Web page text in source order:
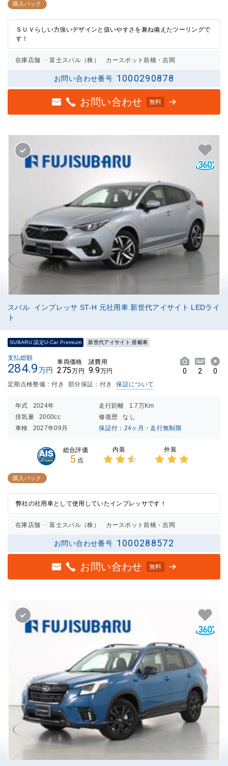
購入パック
ＳＵＶらしい力強いデザインと扱いやすさを兼ね備えたツーリングで
す！
在庫店舗 富士スバル（株） カースポット前橋・吉岡
お問い合わせ番号 1000290878
お問い合わせ 無料
スバル インプレッサ ST-H 元社用車 新世代アイサイト LEDライ
ト
SUBARU 認定U-Car Premium 新世代アイサイト 搭載車
支払総額
284.9万円
車両価格
275万円
諸費用
9.9万円 0 2 0
定期点検整備：付き 部分保証：付き 保証について
年式 2024年 走行距離
1.7万Km
排気量
2000cc 修復歴
なし
車検
2027年09月 保証付：24ヶ月・走行無制限
総合評価
5 点
内装 外装
購入パック
弊社の社用車として使用していたインプレッサです！
在庫店舗 富士スバル（株） カースポット前橋・吉岡
お問い合わせ番号 1000288572
お問い合わせ 無料